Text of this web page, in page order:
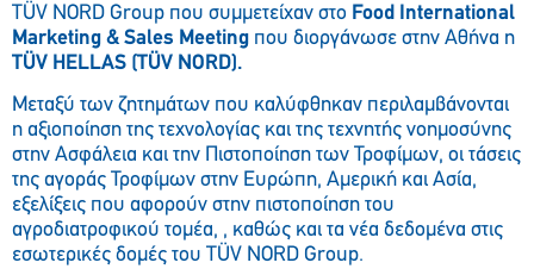
TÜV NORD Group που συμμετείχαν στο Food International
Marketing & Sales Meeting που διοργάνωσε στην Αθήνα η
TÜV HELLAS (TÜV NORD).
Μεταξύ των ζητημάτων που καλύφθηκαν περιλαμβάνονται
η αξιοποίηση της τεχνολογίας και της τεχνητής νοημοσύνης
στην Ασφάλεια και την Πιστοποίηση των Τροφίμων, οι τάσεις
της αγοράς Τροφίμων στην Ευρώπη, Αμερική και Ασία,
εξελίξεις που αφορούν στην πιστοποίηση του
αγροδιατροφικού τομέα, , καθώς και τα νέα δεδομένα στις
εσωτερικές δομές του TÜV NORD Group.